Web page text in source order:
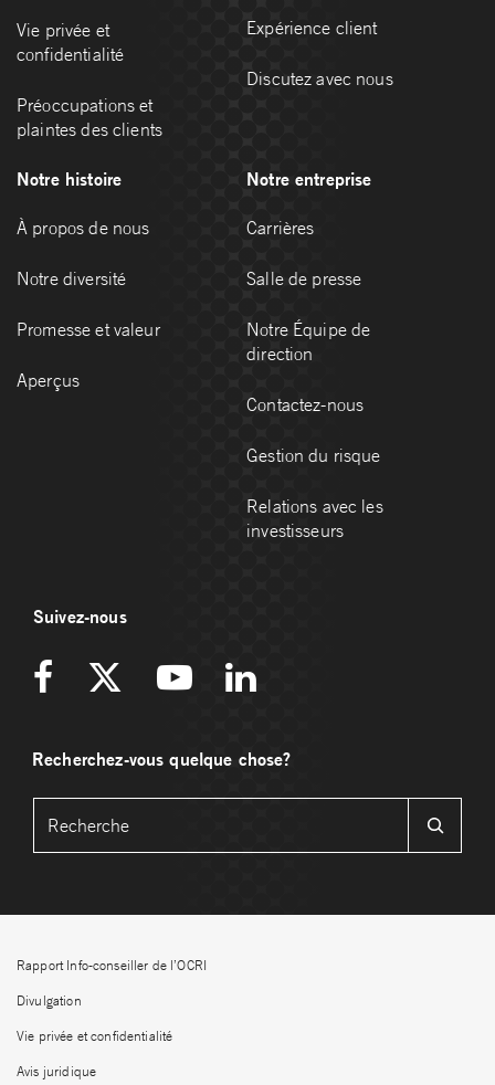
Vie privée et
confidentialité
Préoccupations et
plaintes des clients
Expérience client
Discutez avec nous
Notre histoire
À propos de nous
Notre diversité
Promesse et valeur
Aperçus
Notre entreprise
Carrières
Salle de presse
Notre Équipe de
direction
Contactez-nous
Gestion du risque
Relations avec les
investisseurs
Suivez-nous
Recherchez-vous quelque chose?
Rapport Info-conseiller de l’OCRI
Divulgation
Vie privée et confidentialité
Avis juridique